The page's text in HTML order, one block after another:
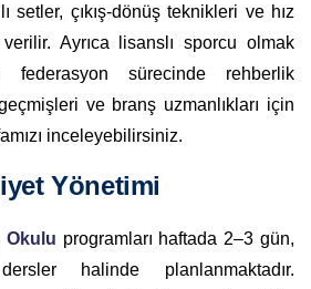
setler, çıkış-dönüş teknikleri ve hız
verilir. Ayrıca lisanslı sporcu olmak
federasyon sürecinde rehberlik
ve branş uzmanlıkları için
inceleyebilirsiniz.
Yönetimi
Okulu programları haftada 2–3 gün,
halinde planlanmaktadır.